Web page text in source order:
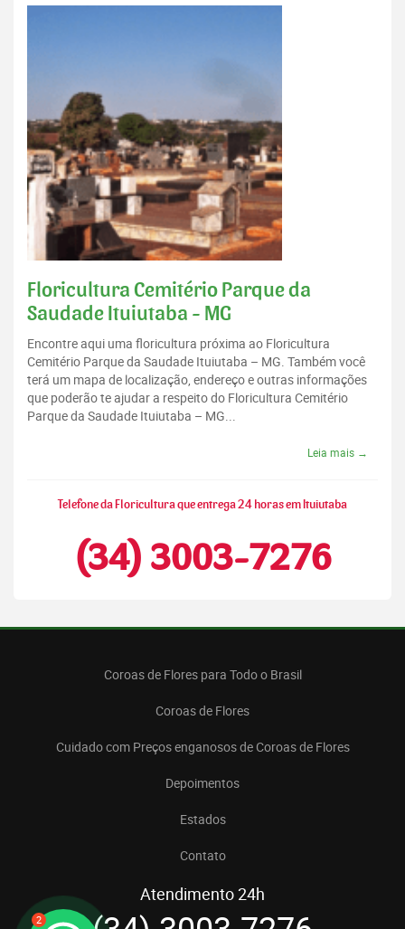
2
Floricultura Cemitério Parque da
Saudade Ituiutaba - MG
Encontre aqui uma floricultura próxima ao Floricultura
Cemitério Parque da Saudade Ituiutaba – MG. Também você
terá um mapa de localização, endereço e outras informações
que poderão te ajudar a respeito do Floricultura Cemitério
Parque da Saudade Ituiutaba – MG...
Leia mais →
Telefone da Floricultura que entrega 24 horas em Ituiutaba
(34) 3003-7276
Coroas de Flores para Todo o Brasil
Coroas de Flores
Cuidado com Preços enganosos de Coroas de Flores
Depoimentos
Estados
Contato
Atendimento 24h